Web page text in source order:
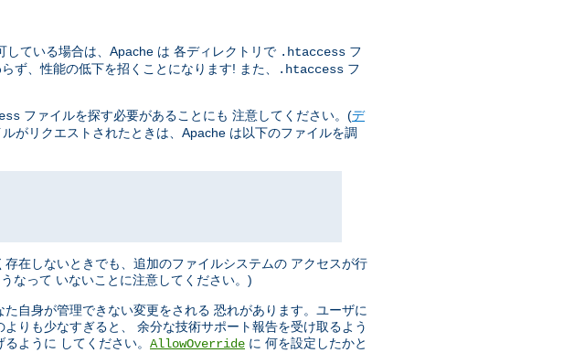
している場合は、Apache は 各ディレクトリで .htaccess フ
ず、性能の低下を招くことになります! また、 .htaccess フ
ファイルを探す必要があることにも 注意してください。(デ
がリクエストされたときは、Apache は以下のファイルを調
在しないときでも、追加のファイルシステムの アクセスが行
なって いないことに注意してください。)
自身が管理できない変更をされる 恐れがあります。ユーザに
りも少なすぎると、 余分な技術サポート報告を受け取るよう
ように してください。 AllowOverride に 何を設定したかと